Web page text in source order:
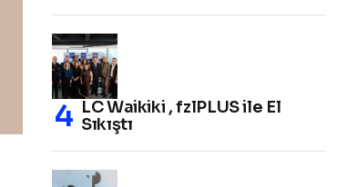
LC Waikiki , fzlPLUS ile El
Sıkıştı